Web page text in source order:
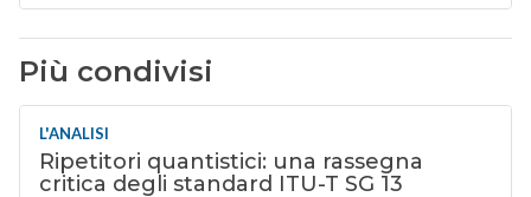
Più condivisi
L'ANALISI
Ripetitori quantistici: una rassegna
critica degli standard ITU-T SG 13